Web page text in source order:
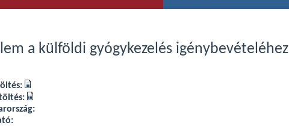
a külföldi gyógykezelés igénybevételéhez